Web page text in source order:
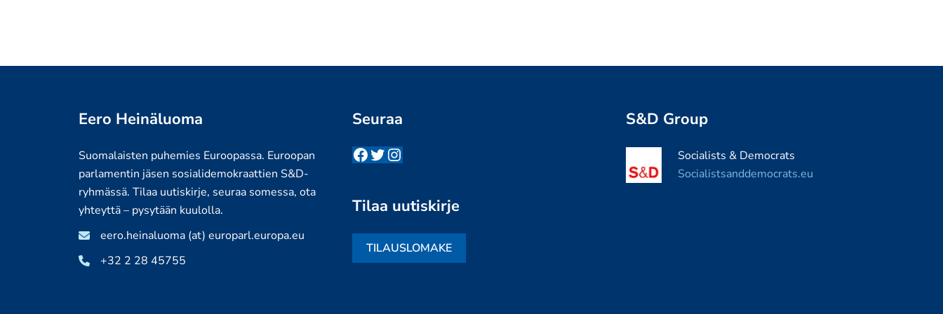
Eero Heinäluoma
Suomalaisten puhemies Euroopassa. Euroopan
parlamentin jäsen sosialidemokraattien S&D-
ryhmässä. Tilaa uutiskirje, seuraa somessa, ota
yhteyttä – pysytään kuulolla.
eero.heinaluoma (at) europarl.europa.eu
+32 2 28 45755
Seuraa
Facebook
Twitter
Instagram
Tilaa uutiskirje
TILAUSLOMAKE
S&D Group
Socialists & Democrats
Socialistsanddemocrats.eu